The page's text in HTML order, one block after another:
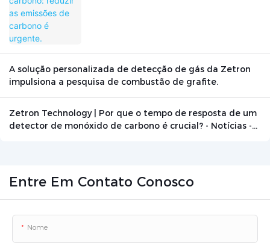
A solução personalizada de detecção de gás da Zetron
impulsiona a pesquisa de combustão de grafite.
Zetron Technology | Por que o tempo de resposta de um
detector de monóxido de carbono é crucial? - Notícias -
Entre Em Contato Conosco
Nome